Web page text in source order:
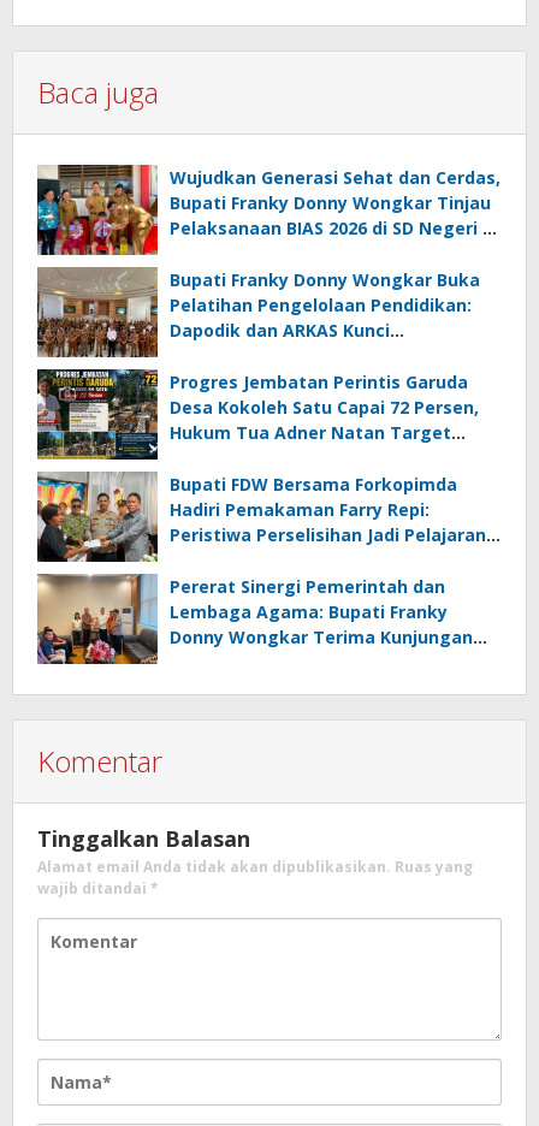
Baca juga
Wujudkan Generasi Sehat dan Cerdas,
Bupati Franky Donny Wongkar Tinjau
Pelaksanaan BIAS 2026 di SD Negeri 2
Bupati Franky Donny Wongkar Buka
Pelatihan Pengelolaan Pendidikan:
Dapodik dan ARKAS Kunci
Minahasa Selatan
Progres Jembatan Perintis Garuda
Desa Kokoleh Satu Capai 72 Persen,
Hukum Tua Adner Natan Target
Bupati FDW Bersama Forkopimda
Hadiri Pemakaman Farry Repi:
Peristiwa Perselisihan Jadi Pelajaran,
Diutamakan
Pererat Sinergi Pemerintah dan
Lembaga Agama: Bupati Franky
Donny Wongkar Terima Kunjungan
Komentar
Tinggalkan Balasan
Alamat email Anda tidak akan dipublikasikan. Ruas yang
wajib ditandai *